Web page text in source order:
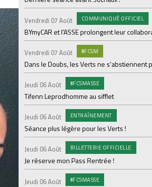
Vendredi 07 Août COMMUNIQUÉ OFFICIEL
BYmyCAR et l'ASSE prolongent leur
Vendredi 07 Août #FCSM
Dans le Doubs, les Verts ne s'abstiennent
Jeudi 06 Août #FCSMASSE
Tifenn Leprodhomme au sifflet
Jeudi 06 Août ENTRAÎNEMENT
Séance plus légère pour les Verts !
Jeudi 06 Août BILLETTERIE OFFICIELLE
Je réserve mon Pass Rentrée !
Jeudi 06 Août #FCSMASSE